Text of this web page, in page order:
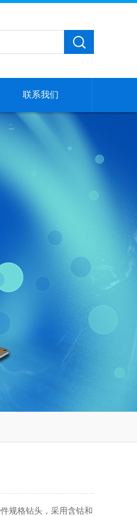
联系我们
规格钻头，采用含钴和